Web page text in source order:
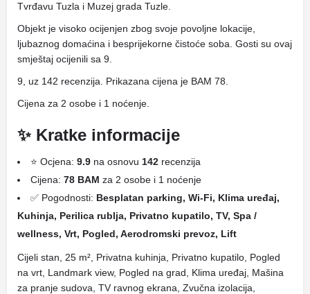
Tvrđavu Tuzla i Muzej grada Tuzle.
Objekt je visoko ocijenjen zbog svoje povoljne lokacije,
ljubaznog domaćina i besprijekorne čistoće soba. Gosti su ovaj
smještaj ocijenili sa 9.
9, uz 142 recenzija. Prikazana cijena je BAM 78.
Cijena za 2 osobe i 1 noćenje.
✨ Kratke informacije
⭐ Ocjena: 9.9 na osnovu 142 recenzija
Cijena: 78 BAM za 2 osobe i 1 noćenje
✅ Pogodnosti: Besplatan parking, Wi-Fi, Klima uređaj,
Kuhinja, Perilica rublja, Privatno kupatilo, TV, Spa /
wellness, Vrt, Pogled, Aerodromski prevoz, Lift
Cijeli stan, 25 m², Privatna kuhinja, Privatno kupatilo, Pogled
na vrt, Landmark view, Pogled na grad, Klima uređaj, Mašina
za pranje sudova, TV ravnog ekrana, Zvučna izolacija,